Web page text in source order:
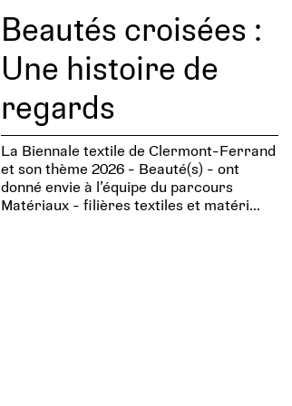
Beautés croisées :
Une histoire de
regards
La Biennale textile de Clermont-Ferrand
et son thème 2026 - Beauté(s) - ont
donné envie à l’équipe du parcours
Matériaux - filières textiles et matéri...